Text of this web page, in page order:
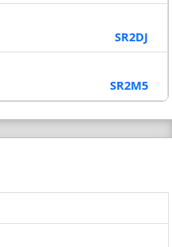
SR2DJ
SR2M5